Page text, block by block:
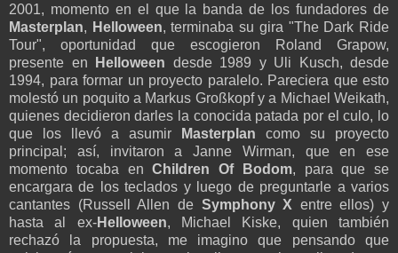
2001, momento en el que la banda de los fundadores de
Masterplan, Helloween, terminaba su gira "The Dark Ride
Tour", oportunidad que escogieron Roland Grapow,
presente en
Helloween desde 1989 y Uli Kusch, desde
1994, para formar un proyecto paralelo. Pareciera que esto
molestó un poquito a Markus Großkopf y a Michael Weikath,
quienes decidieron darles la conocida patada por el culo, lo
que los llevó a asumir
Masterplan como su proyecto
principal; así, invitaron a Janne Wirman, que en ese
momento tocaba enChildren Of Bodom, para que se
encargara de los teclados y luego de preguntarle a varios
cantantes (Russell Allen de Symphony X entre ellos) y
hasta al ex-Helloween, Michael Kiske, quien también
rechazó la propuesta, me imagino que pensando que